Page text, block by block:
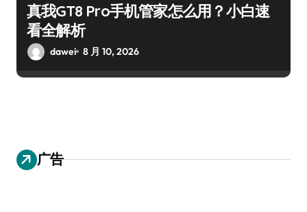
真我GT8 Pro手机管家怎么用？小白速
看全解析
dawei 8 月 10, 2026
广告